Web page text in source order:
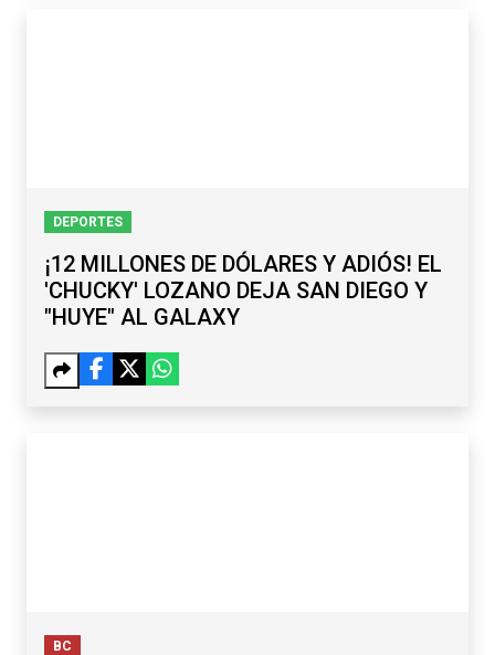
DEPORTES
¡12 MILLONES DE DÓLARES Y ADIÓS! EL
'CHUCKY' LOZANO DEJA SAN DIEGO Y
"HUYE" AL GALAXY
BC